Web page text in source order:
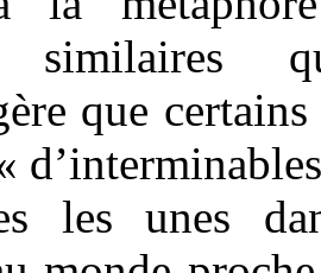
que
les unes